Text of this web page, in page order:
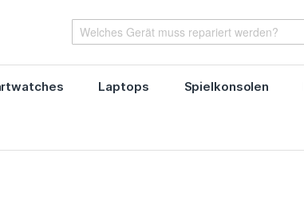
Laptops Spielkonsolen